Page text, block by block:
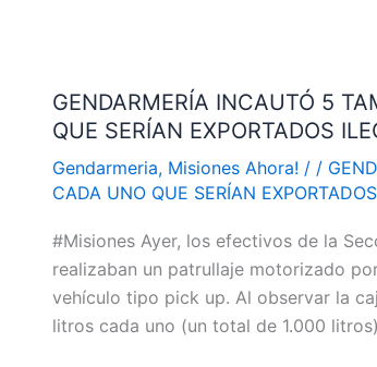
GENDARMERÍA INCAUTÓ 5
QUE SERÍAN EXPORTADOS
Gendarmeria, Misiones Ahora! / /
CADA UNO QUE SERÍAN
#Misiones Ayer, los efectivos de la
realizaban un patrullaje motorizado
vehículo tipo pick up. Al observar la
litros cada uno (un total de 1.000
5
TAMBORES
DE
200
DE
COMBUSTIBLE
CADA
UNO